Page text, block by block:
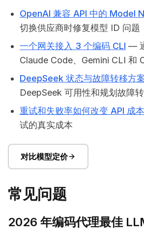
OpenAI 兼容 API 中的 Model
切换供应商时修复模型 ID 问题
一个网关接入 3 个编码 CLI —
Claude Code、Gemini CLI 和
DeepSeek 状态与故障转移方
DeepSeek 可用性和规划故障
重试和失败率如何改变 API 成本
试的真实成本
对比模型定价
常见问题
2026 年编码代理最佳